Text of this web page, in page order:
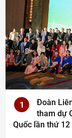
1
Đoàn
tham dự
Quốc lần thứ 12